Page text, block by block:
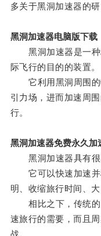
多关于黑洞加速器的研
黑洞加速器电脑版下载
黑洞加速器是一种
际飞行的目的的装置。
它利用黑洞周围的
引力场，进而加速周
行。
黑洞加速器免费永久加
黑洞加速器具有很
它可以快速加速并
明、收缩旅行时间、
相比之下，传统的
速旅行的需要，而且